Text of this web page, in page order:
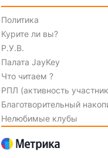
Политика
Курите ли вы?
Р.У.В.
Палата JayKey
Что читаем ?
РПЛ (активность
Благотворительный
Нелюбимые клубы